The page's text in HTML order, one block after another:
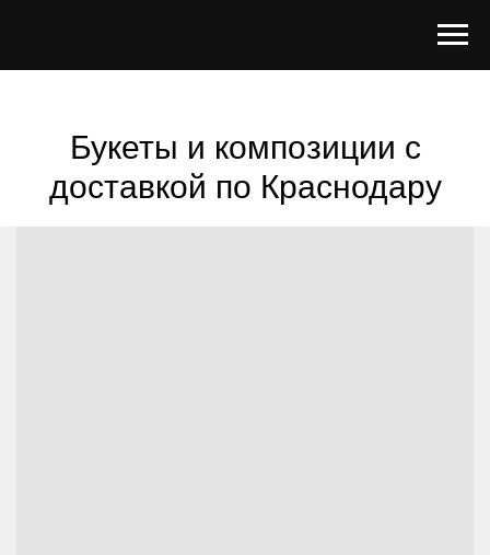
Букеты и композиции с
доставкой по Краснодару